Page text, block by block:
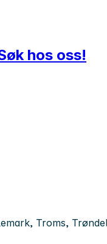
hos oss!
Troms,